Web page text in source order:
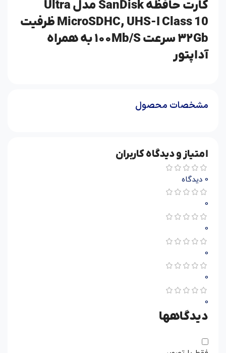
کارت حافظه SanDisk مدل Ultra
MicroSDHC,UHS-I Class 10 ظرفیت
۳۲Gb سرعت ۱۰۰Mb/S به همراه
آداپتور
مشخصات محصول
امتیاز و دیدگاه کاربران
0 دیدگاه
0
0
0
0
0
دیدگاهها